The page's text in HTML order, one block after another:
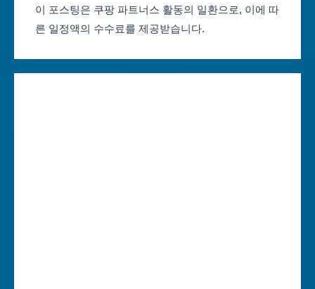
대구축제 일정
인천축제 일정
이 포스팅은 쿠팡 파트너스 활동의 일환으로, 이에 따
른 일정액의 수수료를 제공받습니다.